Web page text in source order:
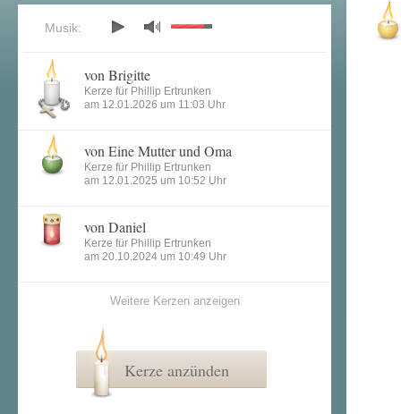
Musik:
von Brigitte
Kerze für Phillip Ertrunken
am 12.01.2026 um 11:03 Uhr
von Eine Mutter und Oma
Kerze für Phillip Ertrunken
am 12.01.2025 um 10:52 Uhr
von Daniel
Kerze für Phillip Ertrunken
am 20.10.2024 um 10:49 Uhr
Weitere Kerzen anzeigen
Kerze anzünden